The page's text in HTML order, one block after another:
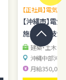
【正社員】電気
理経験を広げら
【沖縄市】電
施工管理技
建築・土木・
沖縄中部沖
月給